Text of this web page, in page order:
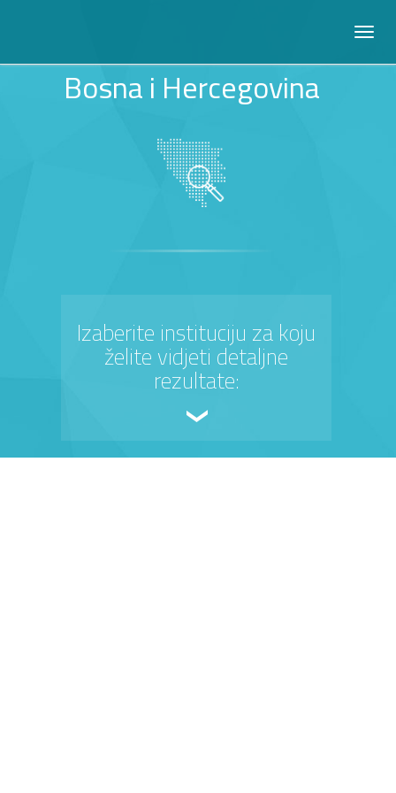
Bosna i Hercegovina
Izaberite instituciju za koju
želite vidjeti detaljne
rezultate: